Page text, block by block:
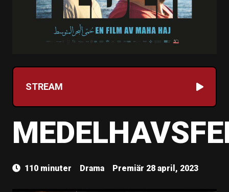
STREAM
110 minuter Drama Premiär 28 april, 2023